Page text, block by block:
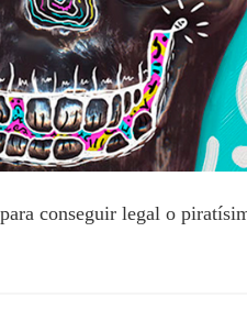
conseguir legal o